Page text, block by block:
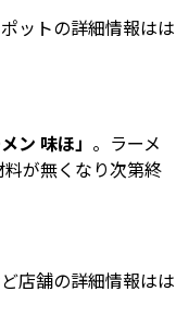
ットの詳細情報はは
ン 味ほ」 。ラーメ
が無くなり次第終
店舗の詳細情報はは